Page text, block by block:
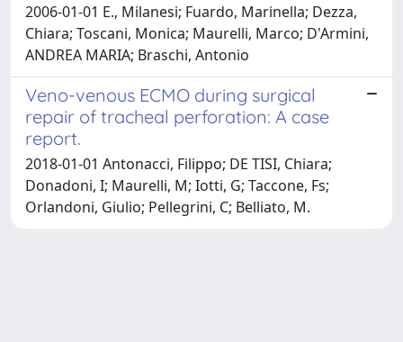
2006-01-01 E., Milanesi; Fuardo, Marinella; Dezza,
Chiara; Toscani, Monica; Maurelli, Marco; D'Armini,
ANDREA MARIA; Braschi, Antonio
Veno-venous ECMO during surgical
repair of tracheal perforation: A case
report.
2018-01-01 Antonacci, Filippo; DE TISI, Chiara;
Donadoni, I; Maurelli, M; Iotti, G; Taccone, Fs;
Orlandoni, Giulio; Pellegrini, C; Belliato, M.